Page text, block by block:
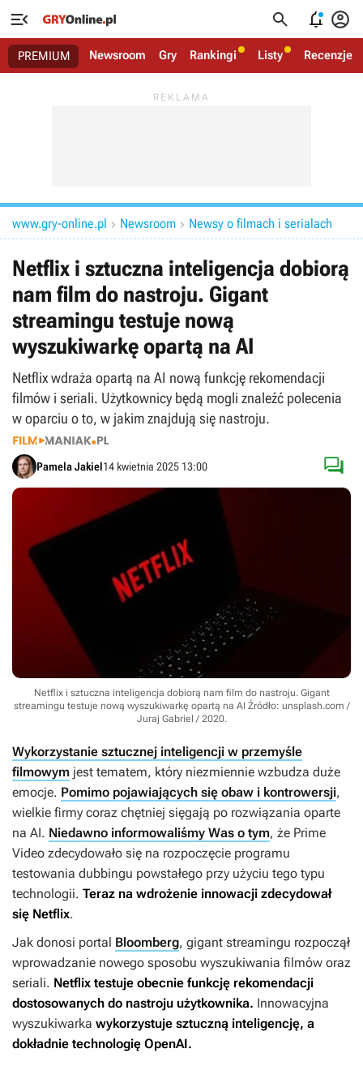
   
PREMIUM Newsroom Gry Rankingi Listy Recenzje
www.gry-online.pl  Newsroom  Newsy o filmach i serialach
Netflix i sztuczna inteligencja dobiorą
nam film do nastroju. Gigant
streamingu testuje nową
wyszukiwarkę opartą na AI
Netflix wdraża opartą na AI nową funkcję rekomendacji
filmów i seriali. Użytkownicy będą mogli znaleźć polecenia
w oparciu o to, w jakim znajdują się nastroju.
Pamela Jakiel14 kwietnia 2025 13:00 
Netflix i sztuczna inteligencja dobiorą nam film do nastroju. Gigant
streamingu testuje nową wyszukiwarkę opartą na AI Źródło: unsplash.com /
Juraj Gabriel / 2020.
Wykorzystanie sztucznej inteligencji w przemyśle
filmowym jest tematem, który niezmiennie wzbudza duże
emocje. Pomimo pojawiających się obaw i kontrowersji,
wielkie firmy coraz chętniej sięgają po rozwiązania oparte
na AI. Niedawno informowaliśmy Was o tym, że Prime
Video zdecydowało się na rozpoczęcie programu
testowania dubbingu powstałego przy użyciu tego typu
technologii. Teraz na wdrożenie innowacji zdecydował
się Netflix.
Jak donosi portal Bloomberg, gigant streamingu rozpoczął
wprowadzanie nowego sposobu wyszukiwania filmów oraz
seriali. Netflix testuje obecnie funkcję rekomendacji
dostosowanych do nastroju użytkownika. Innowacyjna
wyszukiwarka wykorzystuje sztuczną inteligencję, a
dokładnie technologię OpenAI.